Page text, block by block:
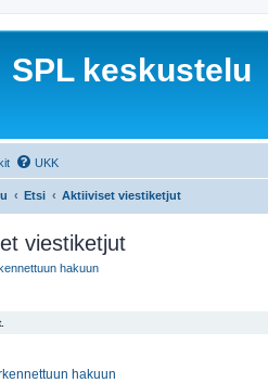
SPL keskustelu
UKK
Etsi Aktiiviset viestiketjut
viestiketjut
hakuun
hakuun